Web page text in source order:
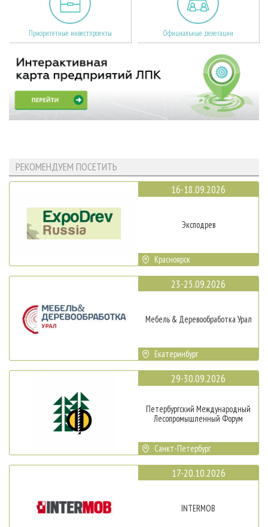
Приоритетные инвестпроекты Официальные делегации
РЕКОМЕНДУЕМ ПОСЕТИТЬ
16-18.09.2026
Эксподрев
Красноярск
23-25.09.2026
Мебель & Деревообработка Урал
Екатеринбург
29-30.09.2026
Петербургский Международный
Лесопромышленный Форум
Санкт-Петербург
17-20.10.2026
INTERMOB